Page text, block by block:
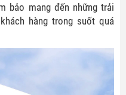
bảo mang đến những trải
hàng trong suốt quá